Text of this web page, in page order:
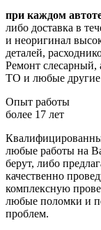
при каждом
либо доставка в
и неоригинал
деталей,
Ремонт слесарный,
ТО и любые другие
Опыт работы
более 17 лет
любые работы на
берут, либо
качественно
комплексную
любые поломки и
проблем.